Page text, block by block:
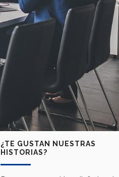
¿TE GUSTAN NUESTRAS
HISTORIAS?